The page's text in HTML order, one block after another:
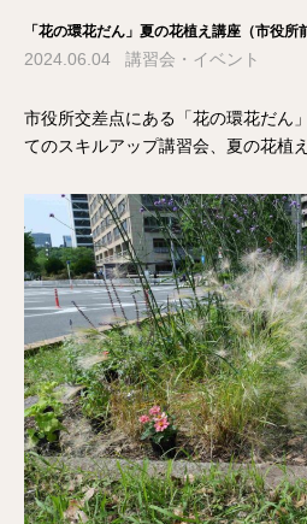
「花の環花だん」夏の花植え講座（市役
2024.06.04 講習会・イベント
市役所交差点にある「花の環花だん
てのスキルアップ講習会、夏の花植